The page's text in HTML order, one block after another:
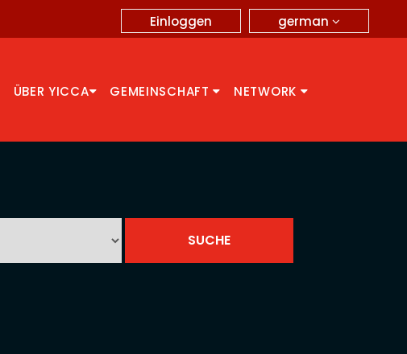
german
Einloggen
ÜBER YICCA GEMEINSCHAFT NETWORK